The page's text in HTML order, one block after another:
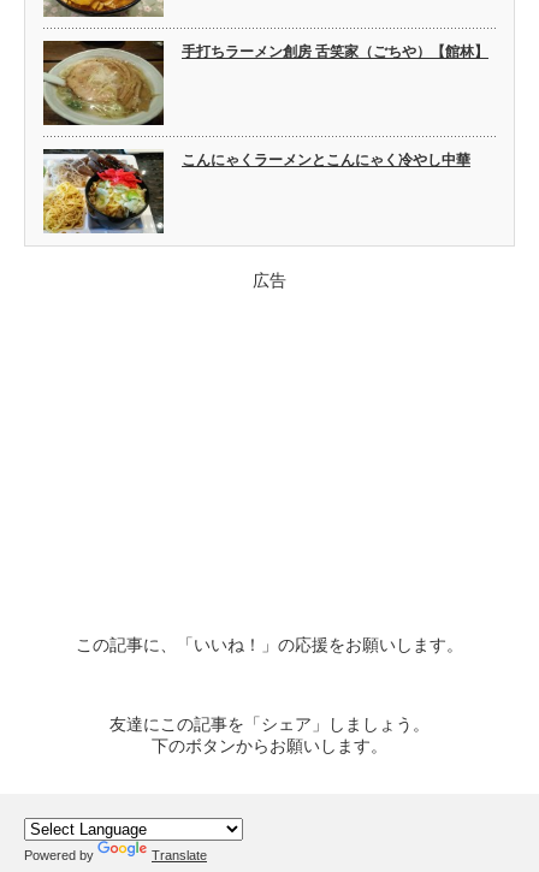
手打ちラーメン創房 舌笑家（ごちや）【館林】
こんにゃくラーメンとこんにゃく冷やし中華
広告
この記事に、「いいね！」の応援をお願いします。
友達にこの記事を「シェア」しましょう。
下のボタンからお願いします。
Powered by Translate